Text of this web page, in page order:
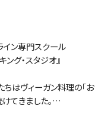
イン専門スクール
ング・スタジオ』
はヴィーガン料理の「お
てきました。